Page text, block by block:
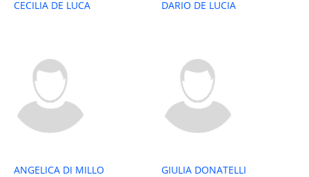
CECILIA DE LUCA DARIO DE LUCIA
ANGELICA DI MILLO GIULIA DONATELLI